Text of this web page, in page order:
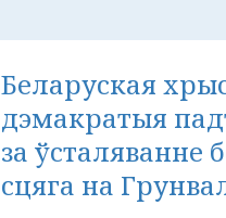
Беларуская
дэмакратыя
за ўсталяванне
сцяга на